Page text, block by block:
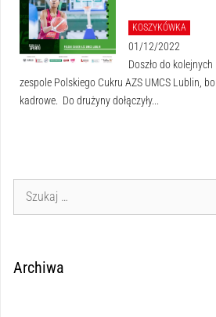
KOSZYKÓWKA
01/12/2022
Doszło do
zespole Polskiego Cukru AZS UMCS Lublin,
kadrowe. Do drużyny dołączyły...
Archiwa